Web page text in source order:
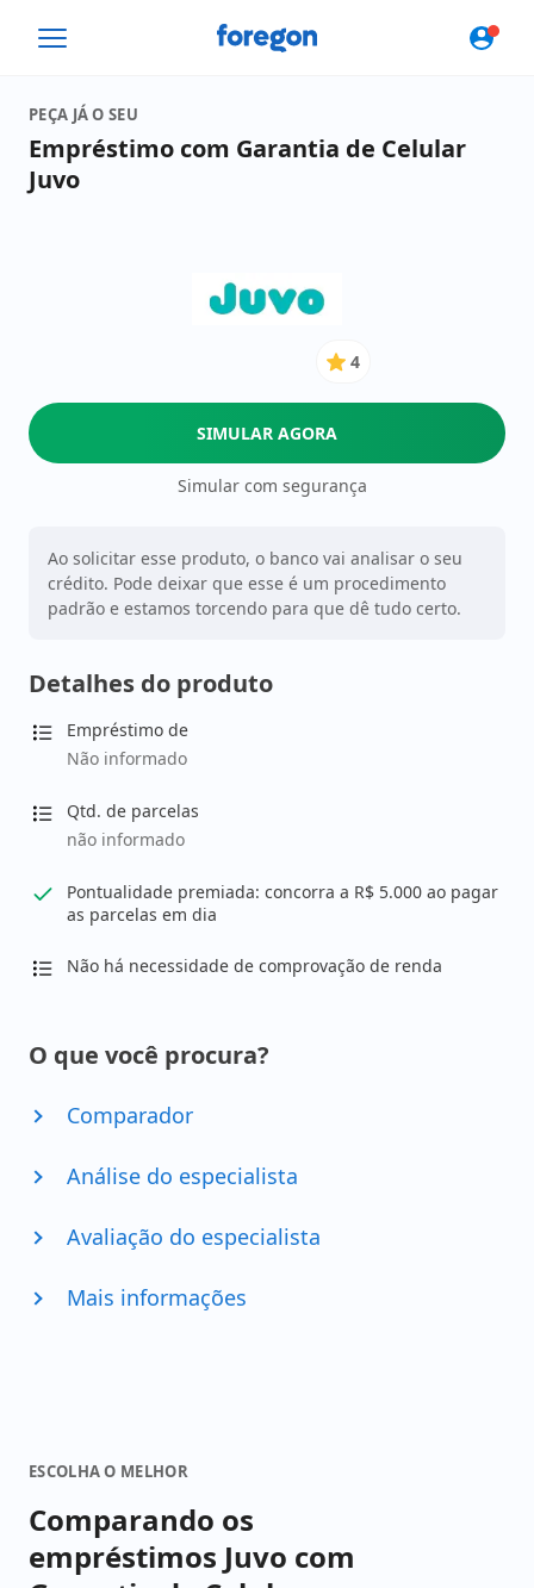
Foregon.com
PEÇA JÁ O SEU
Empréstimo com Garantia de Celular
Juvo
4
de
5
4
SIMULAR AGORA
Simular com segurança
Ao solicitar esse produto, o banco vai analisar o seu
crédito. Pode deixar que esse é um procedimento
padrão e estamos torcendo para que dê tudo certo.
Detalhes do produto
Empréstimo de
Não informado
Qtd. de parcelas
não informado
Pontualidade premiada: concorra a R$ 5.000 ao pagar
as parcelas em dia
Não há necessidade de comprovação de renda
O que você procura?
Comparador
Análise do especialista
Avaliação do especialista
Mais informações
ESCOLHA O MELHOR
Comparando os
empréstimos Juvo com